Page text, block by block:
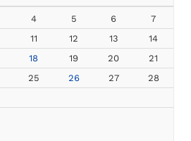
4 5 6
7
11 12 13
14
18 19 20
21
25 26 27
28